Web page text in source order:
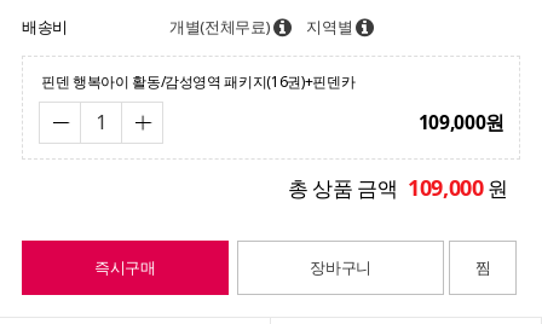
배송비 개별(전체무료) 지역별
핀덴 행복아이 활동/감성영역 패키지(16권)+핀덴카
109,000원
총 상품 금액 109,000원
즉시구매 장바구니 찜